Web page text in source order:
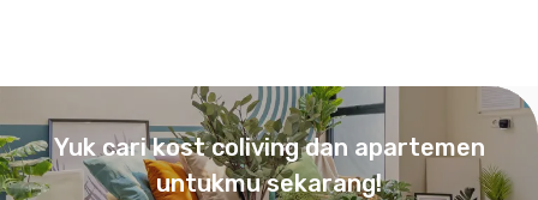
Yuk cari kost coliving dan apartemen
untukmu sekarang!